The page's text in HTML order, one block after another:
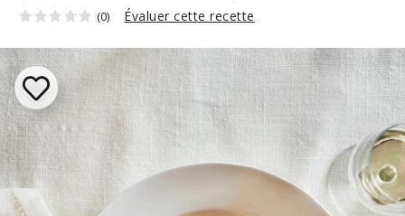
(0) Évaluer cette recette